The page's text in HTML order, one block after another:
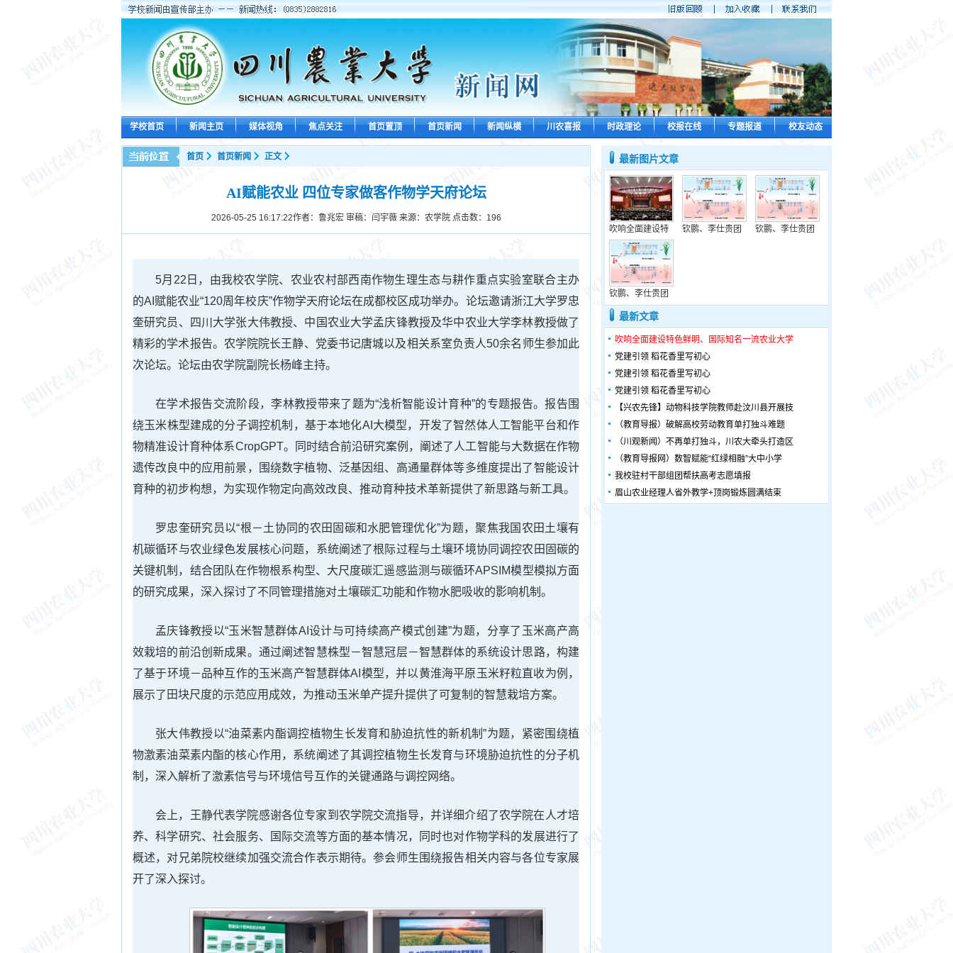
学校首页 新闻主页 媒体视角 焦点关注 首页置顶 首页新闻 新闻纵横 川农喜报 时政理论 校报在线 专题报道 校友动态
首页 首页新闻 正文
AI赋能农业 四位专家做客作物学天府论坛
2026-05-25 16:17:22作者：鲁兆宏 审稿：闫宇薇 来源：农学院 点击数： 196
5月22日，由我校农学院、农业农村部西南作物生理生态与耕作重点实验室联合主办
的AI赋能农业“120周年校庆”作物学天府论坛在成都校区成功举办。论坛邀请浙江大学罗忠
奎研究员、四川大学张大伟教授、中国农业大学孟庆锋教授及华中农业大学李林教授做了
精彩的学术报告。农学院院长王静、党委书记唐城以及相关系室负责人50余名师生参加此
次论坛。论坛由农学院副院长杨峰主持。
在学术报告交流阶段，李林教授带来了题为“浅析智能设计育种”的专题报告。报告围
绕玉米株型建成的分子调控机制，基于本地化AI大模型，开发了智然体人工智能平台和作
物精准设计育种体系CropGPT。同时结合前沿研究案例，阐述了人工智能与大数据在作物
遗传改良中的应用前景，围绕数字植物、泛基因组、高通量群体等多维度提出了智能设计
育种的初步构想，为实现作物定向高效改良、推动育种技术革新提供了新思路与新工具。
罗忠奎研究员以“根－土协同的农田固碳和水肥管理优化”为题，聚焦我国农田土壤有
机碳循环与农业绿色发展核心问题，系统阐述了根际过程与土壤环境协同调控农田固碳的
关键机制，结合团队在作物根系构型、大尺度碳汇遥感监测与碳循环APSIM模型模拟方面
的研究成果，深入探讨了不同管理措施对土壤碳汇功能和作物水肥吸收的影响机制。
孟庆锋教授以“玉米智慧群体AI设计与可持续高产模式创建”为题，分享了玉米高产高
效栽培的前沿创新成果。通过阐述智慧株型－智慧冠层－智慧群体的系统设计思路，构建
了基于环境－品种互作的玉米高产智慧群体AI模型，并以黄淮海平原玉米籽粒直收为例，
展示了田块尺度的示范应用成效，为推动玉米单产提升提供了可复制的智慧栽培方案。
张大伟教授以“油菜素内酯调控植物生长发育和胁迫抗性的新机制”为题，紧密围绕植
物激素油菜素内酯的核心作用，系统阐述了其调控植物生长发育与环境胁迫抗性的分子机
制，深入解析了激素信号与环境信号互作的关键通路与调控网络。
会上，王静代表学院感谢各位专家到农学院交流指导，并详细介绍了农学院在人才培
养、科学研究、社会服务、国际交流等方面的基本情况，同时也对作物学科的发展进行了
概述，对兄弟院校继续加强交流合作表示期待。参会师生围绕报告相关内容与各位专家展
开了深入探讨。
最新图片文章
吹响全面建设特 钦鹏、李仕贵团 钦鹏、李仕贵团
钦鹏、李仕贵团
最新文章
吹响全面建设特色鲜明、国际知名一流农业大学
党建引领 稻花香里写初心
党建引领 稻花香里写初心
党建引领 稻花香里写初心
【兴农先锋】动物科技学院教师赴汶川县开展技
（教育导报）破解高校劳动教育单打独斗难题
（川观新闻）不再单打独斗，川农大牵头打造区
（教育导报网）数智赋能“红绿相融”大中小学
我校驻村干部组团帮扶高考志愿填报
眉山农业经理人省外教学+顶岗锻炼圆满结束